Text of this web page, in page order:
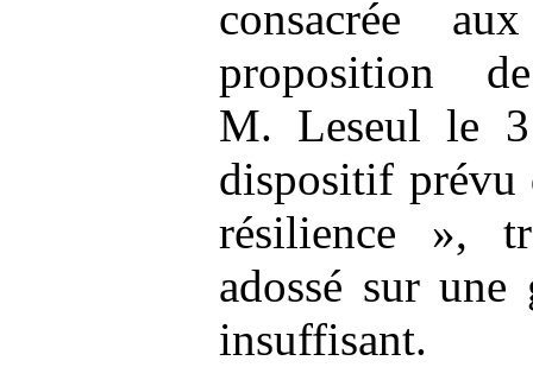
consacrée
proposition
M. Leseul le
dispositif
résilience »,
adossé sur une
insuffisant.